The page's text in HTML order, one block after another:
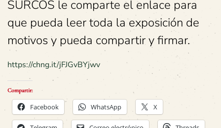
SURCOS le comparte el enlace para
que pueda leer toda la exposición de
motivos y pueda compartir y firmar.
https://chng.it/jFJGvBYjwv
Compartir:
Facebook WhatsApp X